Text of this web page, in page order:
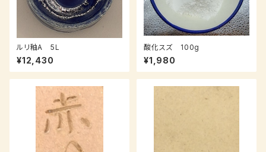
ルリ釉A 5L
¥12,430
酸化スズ 100g
¥1,980